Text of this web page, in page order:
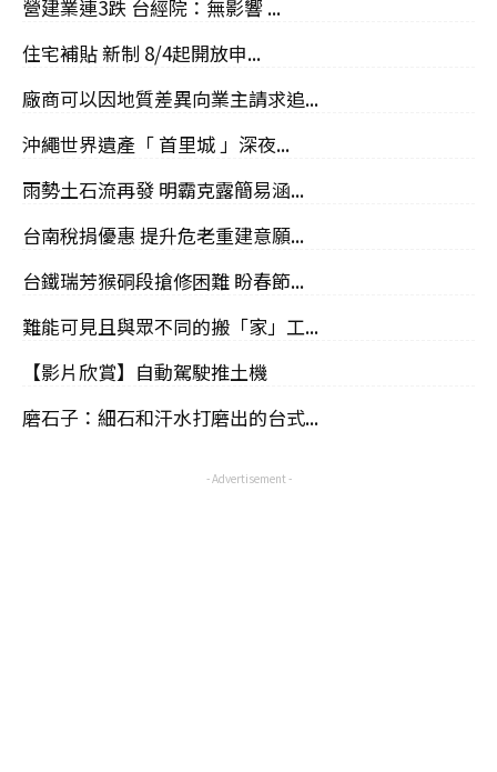
營建業連3跌 台經院：無影響 ...
住宅補貼 新制 8/4起開放申...
廠商可以因地質差異向業主請求追...
沖繩世界遺產「 首里城 」深夜...
雨勢土石流再發 明霸克露簡易涵...
台南稅捐優惠 提升危老重建意願...
台鐵瑞芳猴硐段搶修困難 盼春節...
難能可見且與眾不同的搬「家」工...
【影片欣賞】自動駕駛推土機
磨石子：細石和汗水打磨出的台式...
- Advertisement -